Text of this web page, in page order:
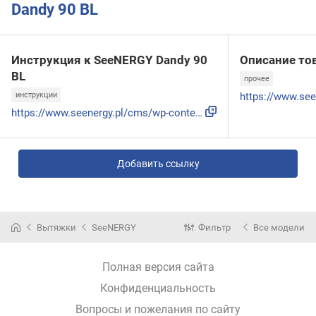
Dandy 90 BL
Инструкция к SeeNERGY Dandy 90
BL
инструкции
https://www.seenergy.pl/cms/wp-content/uploads/2015/09/DAND...
Описание
прочее
Добавить ссылку
Вытяжки SeeNERGY Фильтр Все модели
Полная версия сайта
Конфиденциальность
Вопросы и пожелания по сайту